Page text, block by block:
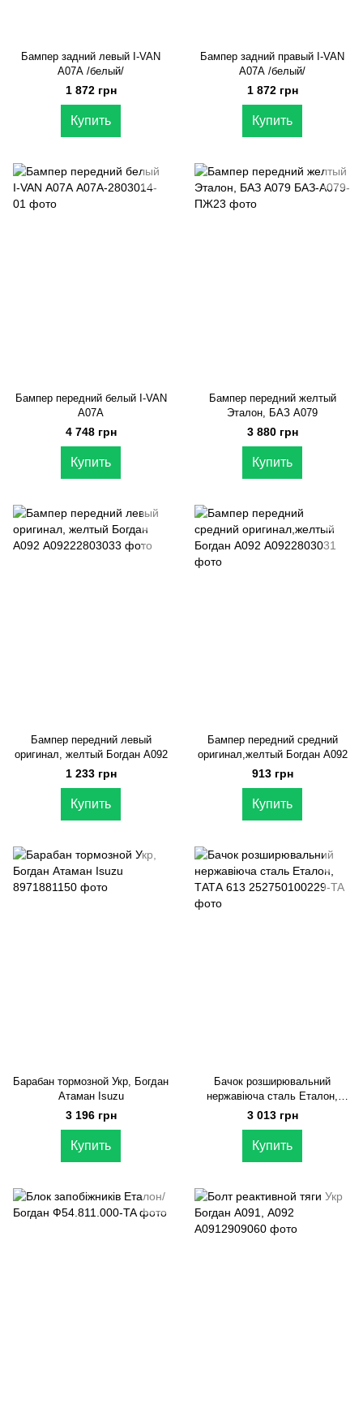
Бампер задний левый I-VAN
А07А /белый/
1 872 грн
Купить
Бампер задний правый I-VAN
А07А /белый/
1 872 грн
Купить
Бампер передний белый I-VAN
А07А
4 748 грн
Купить
Бампер передний желтый
Эталон, БАЗ А079
3 880 грн
Купить
Бампер передний левый
оригинал, желтый Богдан А092
1 233 грн
Купить
Бампер передний средний
оригинал,желтый Богдан А092
913 грн
Купить
Барабан тормозной Укр, Богдан
Атаман Isuzu
3 196 грн
Купить
Бачок розширювальний
нержавіюча сталь Еталон,
ТАТА 613
3 013 грн
Купить